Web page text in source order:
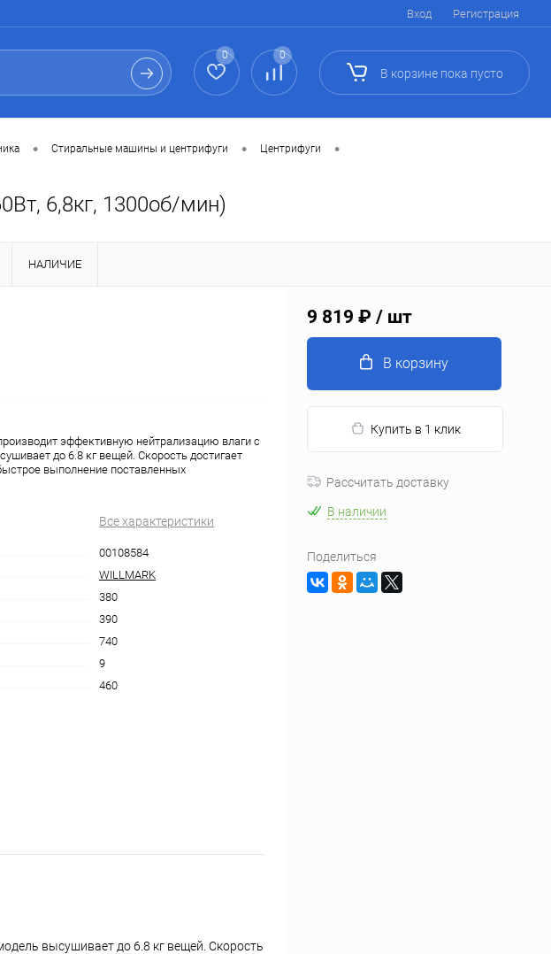
Вход Регистрация
0 0
В корзине пока пусто
• Стиральные машины и центрифуги • Центрифуги •
6,8кг, 1300об/мин)
НАЛИЧИЕ
эффективную нейтрализацию влаги с
до 6.8 кг вещей. Скорость достигает
выполнение поставленных
Все характеристики
00108584
WILLMARK
380
390
740
9
460
высушивает до 6.8 кг вещей. Скорость
9 819 ₽ / шт
В корзину
Купить в 1 клик
Рассчитать доставку
В наличии
Поделиться